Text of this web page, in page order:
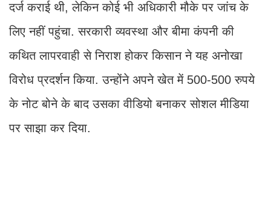
दर्ज कराई थी, लेकिन कोई भी अधिकारी मौके पर जांच के
लिए नहीं पहुंचा. सरकारी व्यवस्था और बीमा कंपनी की
कथित लापरवाही से निराश होकर किसान ने यह अनोखा
विरोध प्रदर्शन किया. उन्होंने अपने खेत में 500-500 रुपये
के नोट बोने के बाद उसका वीडियो बनाकर सोशल मीडिया
पर साझा कर दिया.